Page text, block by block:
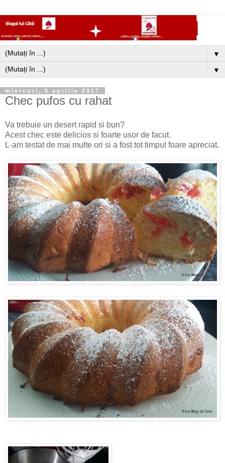
▼
▼
miercuri, 5 aprilie 2017
Chec pufos cu rahat
Va trebuie un desert rapid si bun?
Acest chec este delicios si foarte usor de facut.
L-am testat de mai multe ori si a fost tot timpul foare apreciat.